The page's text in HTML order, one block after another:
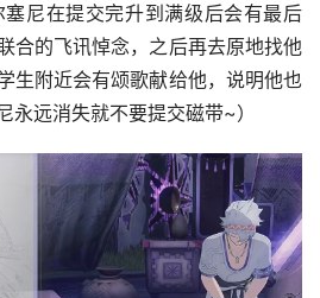
尼在提交完升到满级后会有最后
合的飞讯悼念，之后再去原地找他
生附近会有颂歌献给他，说明他也
永远消失就不要提交磁带~）